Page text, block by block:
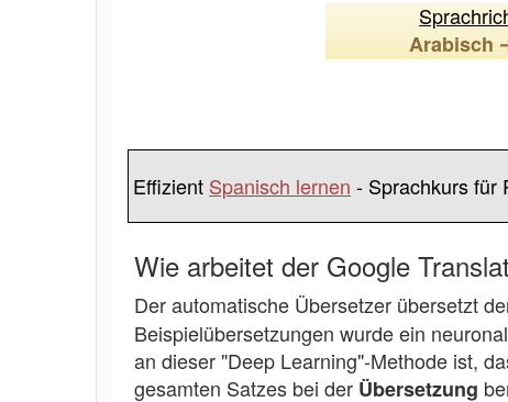
Arabisch
Effizient Spanisch lernen - Sprachkurs für
Wie arbeitet der Google
Der automatische Übersetzer übersetzt
Beispielübersetzungen wurde ein
an dieser "Deep Learning"-Methode ist,
gesamten Satzes bei der Übersetzung